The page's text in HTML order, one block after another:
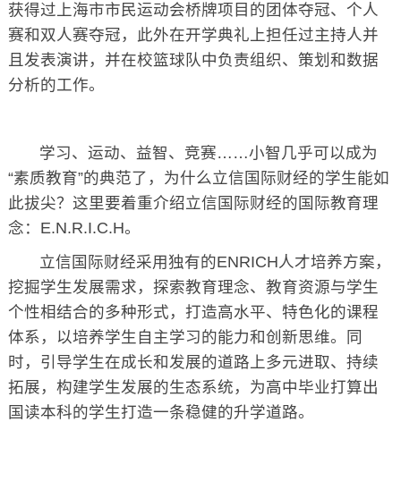
获得过上海市市民运动会桥牌项目的团体夺冠、个人
赛和双人赛夺冠，此外在开学典礼上担任过主持人并
且发表演讲，并在校篮球队中负责组织、策划和数据
分析的工作。
学习、运动、益智、竞赛……小智几乎可以成为
“素质教育”的典范了，为什么立信国际财经的学生能如
此拔尖？这里要着重介绍立信国际财经的国际教育理
念：E.N.R.I.C.H。
立信国际财经采用独有的ENRICH人才培养方案，
挖掘学生发展需求，探索教育理念、教育资源与学生
个性相结合的多种形式，打造高水平、特色化的课程
体系，以培养学生自主学习的能力和创新思维。同
时，引导学生在成长和发展的道路上多元进取、持续
拓展，构建学生发展的生态系统，为高中毕业打算出
国读本科的学生打造一条稳健的升学道路。